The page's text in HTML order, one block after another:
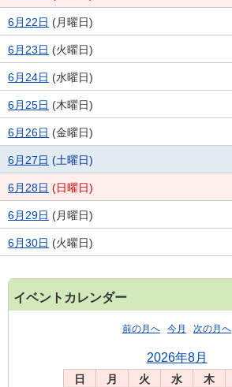
6月22日 (月曜日)
6月23日 (火曜日)
6月24日 (水曜日)
6月25日 (木曜日)
6月26日 (金曜日)
6月27日 (土曜日)
6月28日 (日曜日)
6月29日 (月曜日)
6月30日 (火曜日)
イベントカレンダー
前の月へ 今月 次の月へ
2026年8月
日 月 火 水 木